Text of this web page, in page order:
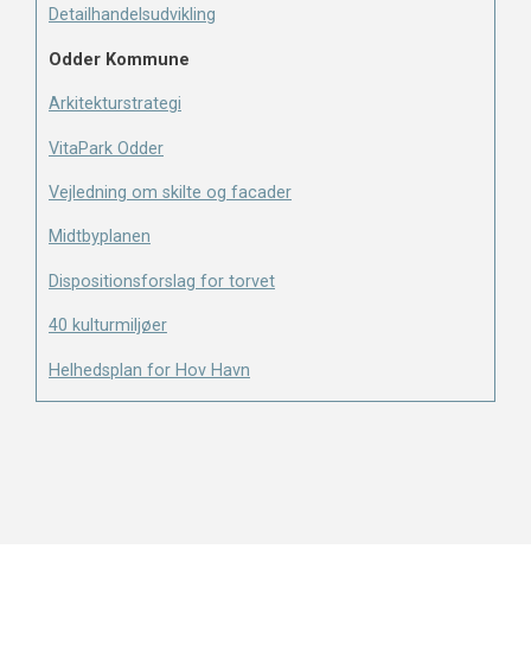
Detailhandelsudvikling
Odder Kommune
Arkitekturstrategi
VitaPark Odder
Vejledning om skilte og facader
Midtbyplanen
Dispositionsforslag for torvet
40 kulturmiljøer
Helhedsplan for Hov Havn